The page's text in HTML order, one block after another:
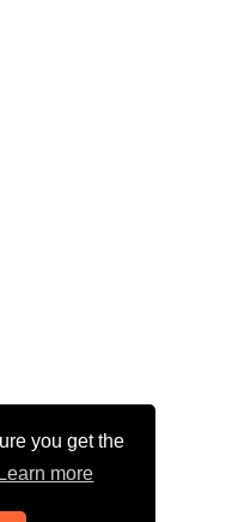
you get the
Learn more